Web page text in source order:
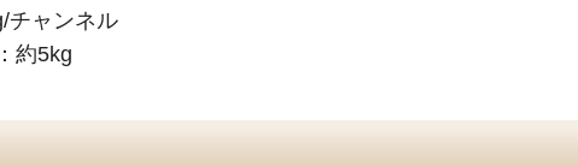
チャンネル
約5kg